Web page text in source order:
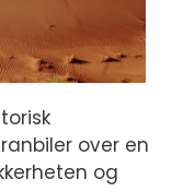
over en
og